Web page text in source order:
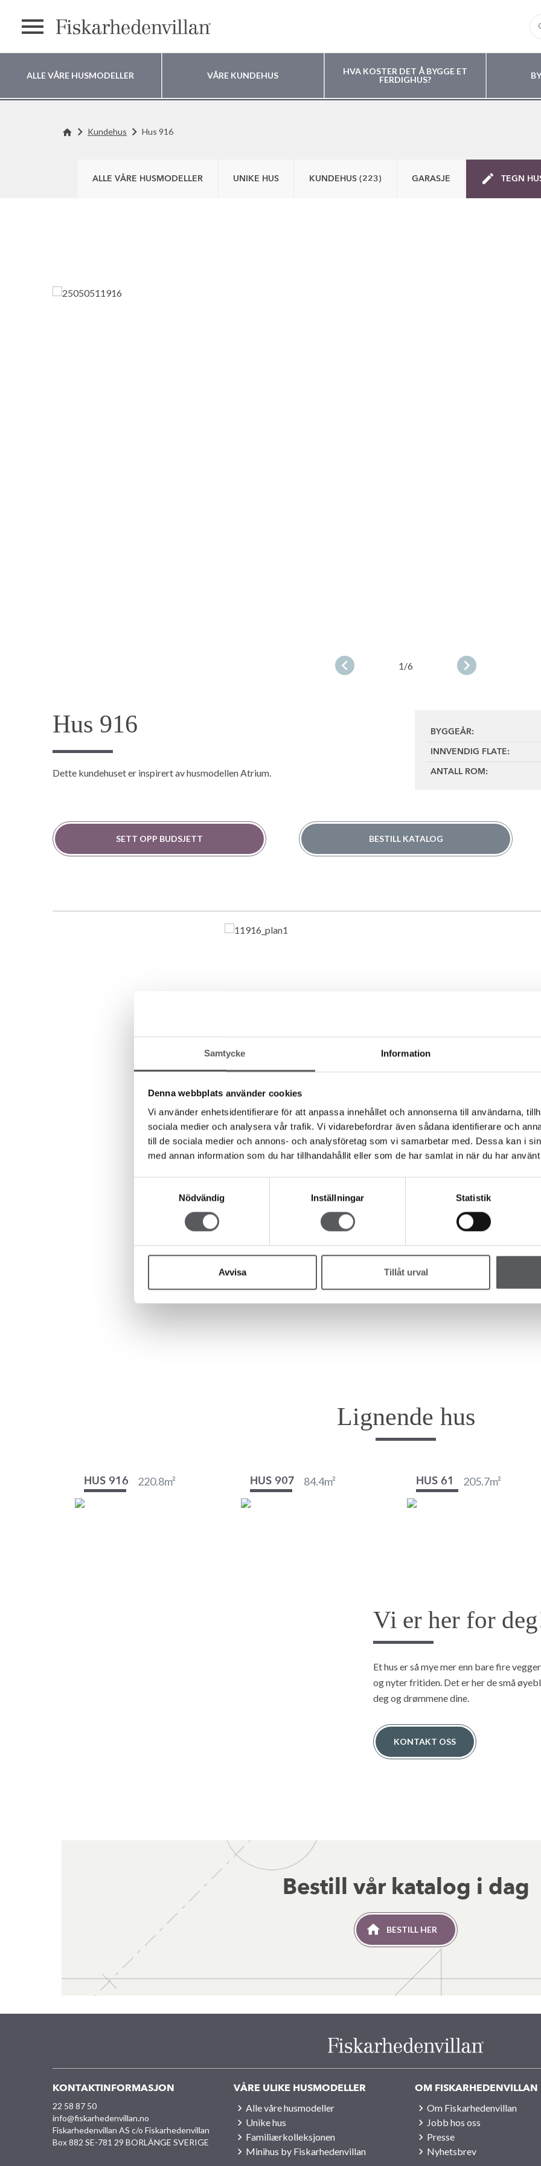
Samtycke Information
Denna webbplats använder cookies
Vi använder enhetsidentifierare för att anpassa innehållet och annonserna till användarna,
sociala medier och analysera vår trafik. Vi vidarebefordrar även sådana identifierare och
till de sociala medier och annons- och analysföretag som vi samarbetar med. Dessa kan i
med annan information som du har tillhandahållit eller som de har samlat in när du har
Nödvändig
Inställningar Statistik
Avvisa Tillåt urval
ALLE VÅRE HUSMODELLER VÅRE KUNDEHUS
HVA KOSTER DET Å BYGGE ET
FERDIGHUS?
Hvor vil du bygge
Kundehus Hus 916
ALLE VÅRE HUSMODELLER UNIKE HUS KUNDEHUS (223) GARASJE TEGN
1/6
Hus 916
Dette kundehuset er inspirert av husmodellen Atrium.
BYGGEÅR:
INNVENDIG FLATE:
ANTALL ROM:
SETT OPP BUDSJETT BESTILL KATALOG
Lignende hus
HUS 916 220.8m² HUS 907 84.4m² HUS 61 205.7m²
Vi er her for
Et hus er så mye mer enn bare fire
og nyter fritiden. Det er her de små
deg og drømmene dine.
KONTAKT OSS
Bestill vår katalog i dag
BESTILL HER
KONTAKTINFORMASJON
22 58 87 50
info@fiskarhedenvillan.no
Fiskarhedenvillan AS c/o Fiskarhedenvillan
Box 882 SE-781 29 BORLÄNGE SVERIGE
VÅRE ULIKE HUSMODELLER
Alle våre husmodeller
Unike hus
Familiærkolleksjonen
Minihus by Fiskarhedenvillan
OM FISKARHEDENVILLAN
Om Fiskarhedenvillan
Jobb hos oss
Presse
Nyhetsbrev